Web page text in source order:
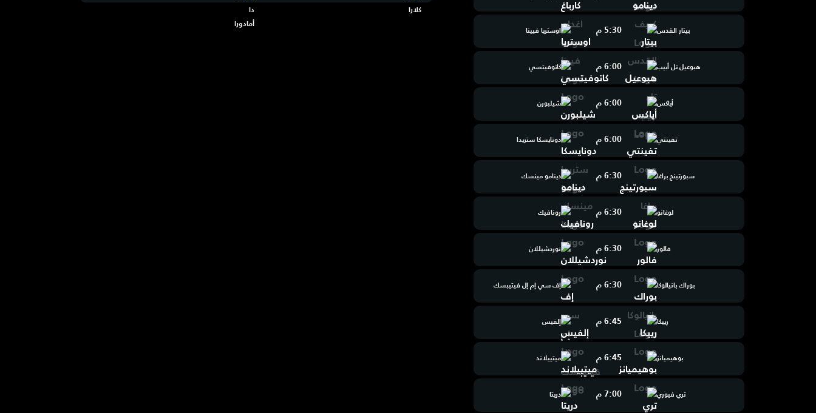
بيتار القدس 5:30 م اوستريا فيينا
هبوعيل تل أبيب 6:00 م كاتوفيتسي
أياكس 6:00 م شيلبورن
تفينتي 6:00 م دونايسكا ستريدا
سبورتينج براغا 6:30 م دينامو مينسك
لوغانو 6:30 م رونافيك
فالور 6:30 م نوردشيللان
بوراك بانيالوكا 6:30 م إف سي إم إل فيتيبسك
رييكا 6:45 م إلفيس
بوهيميانز 6:45 م ميتييلاند
تري فيوري 7:00 م دريتا